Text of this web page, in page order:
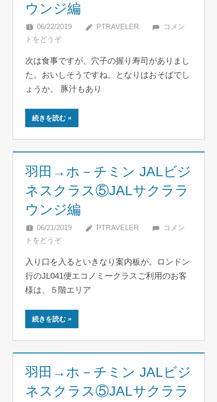
ウンジ編
06/22/2019 PTRAVELER
コメン
トをどうぞ
次は食事ですが、穴子の握り寿司がありまし
た。おいしそうですね。となりはおそばでし
ょうか。 豚汁もあり
続きを読む
羽田→ホ－チミン JALビジ
ネスクラス⑤JALサクララ
ウンジ編
06/21/2019 PTRAVELER
コメン
トをどうぞ
入り口を入るといきなり案内板が。ロンドン
行のJL041便エコノミークラスご利用のお客
様は、５階エリア
続きを読む
羽田→ホ－チミン JALビジ
ネスクラス⑤JALサクララ